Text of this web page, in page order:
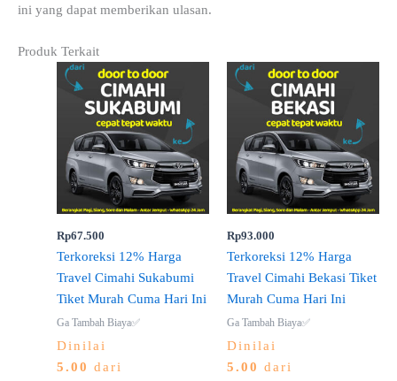
ini yang dapat memberikan ulasan.
Produk Terkait
Rp67.500
Terkoreksi 12% Harga
Travel Cimahi Sukabumi
Tiket Murah Cuma Hari Ini
Ga Tambah Biaya✅
Dinilai
5.00 dari
Rp93.000
Terkoreksi 12% Harga
Travel Cimahi Bekasi Tiket
Murah Cuma Hari Ini
Ga Tambah Biaya✅
Dinilai
5.00 dari